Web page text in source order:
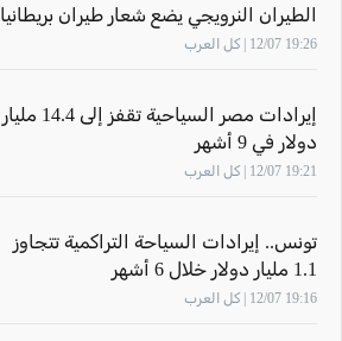
الطيران النرويجي يضع شعار طيران بريطانيا
ويلقى رواجا
19:26 12/07 | كل العرب
إيرادات مصر السياحية تقفز إلى 14.4 مليار
دولار في 9 أشهر
19:21 12/07 | كل العرب
تونس.. إيرادات السياحة التراكمية تتجاوز
1.1 مليار دولار خلال 6 أشهر
19:16 12/07 | كل العرب